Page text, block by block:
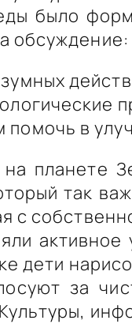
было
обсуждение:
в
планете
так
с
дети
за